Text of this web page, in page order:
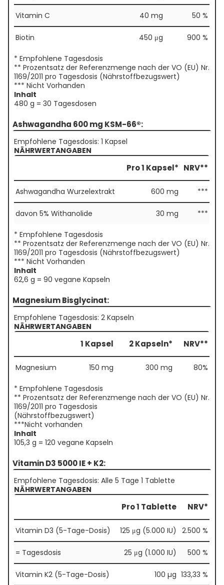
Vitamin C 40 mg 50 %
Biotin 450 μg 900 %
* Empfohlene Tagesdosis
** Prozentsatz der Referenzmenge nach der VO (EU) Nr.
1169/2011 pro Tagesdosis (Nährstoffbezugswert)
*** Nicht Vorhanden
Inhalt
480 g = 30 Tagesdosen
Ashwagandha 600 mg KSM-66®:
Empfohlene Tagesdosis: 1 Kapsel
NÄHRWERTANGABEN
Pro 1 Kapsel* NRV**
Ashwagandha Wurzelextrakt 600 mg ***
davon 5% Withanolide 30 mg ***
* Empfohlene Tagesdosis
** Prozentsatz der Referenzmenge nach der VO (EU) Nr.
1169/2011 pro Tagesdosis (Nährstoffbezugswert)
*** Nicht Vorhanden
Inhalt
62,6 g = 90 vegane Kapseln
Magnesium Bisglycinat:
Empfohlene Tagesdosis: 2 Kapseln
NÄHRWERTANGABEN
1 Kapsel 2 Kapseln* NRV**
Magnesium 150 mg 300 mg 80%
* Empfohlene Tagesdosis
** Prozentsatz der Referenzmenge nach der VO (EU) Nr.
1169/2011 pro Tagesdosis
(Nährstoffbezugswert)
***Nicht vorhanden
Inhalt
105,3 g = 120 vegane Kapseln
Vitamin D3 5000 IE + K2:
Empfohlene Tagesdosis: Alle 5 Tage 1 Tablette
NÄHRWERTANGABEN
Pro 1 Tablette NRV*
Vitamin D3 (5-Tage-Dosis) 125 μg (5.000 IU) 2.500 %
= Tagesdosis 25 μg (1.000 IU) 500 %
Vitamin K2 (5-Tage-Dosis) 100 µg 133,33 %